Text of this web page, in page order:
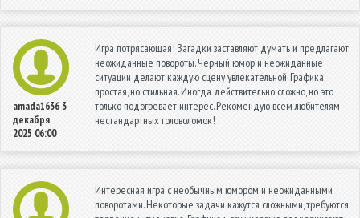
amada1636 3
декабря
2025 06:00
Игра потрясающая! Загадки заставляют думать и предлагают
неожиданные повороты. Черный юмор и неожиданные
ситуации делают каждую сцену увлекательной. Графика
простая, но стильная. Иногда действительно сложно, но это
только подогревает интерес. Рекомендую всем любителям
нестандартных головоломок!
Интересная игра с необычным юмором и неожиданными
поворотами. Некоторые задачи кажутся сложными, требуются